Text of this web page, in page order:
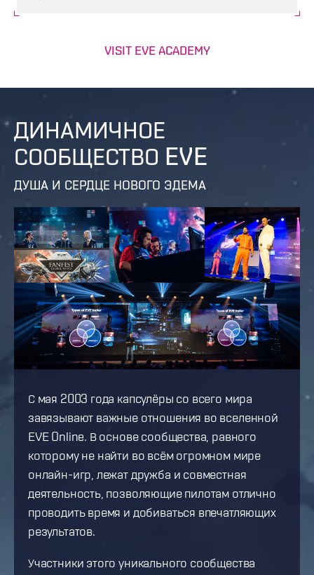
VISIT EVE ACADEMY
ДИНАМИЧНОЕ
СООБЩЕСТВО EVE
ДУША И СЕРДЦЕ НОВОГО ЭДЕМА
С мая 2003 года капсулёры со всего мира
завязывают важные отношения во вселенной
EVE Online. В основе сообщества, равного
которому не найти во всём огромном мире
онлайн-игр, лежат дружба и совместная
деятельность, позволяющие пилотам отлично
проводить время и добиваться впечатляющих
результатов.
Участники этого уникального сообщества